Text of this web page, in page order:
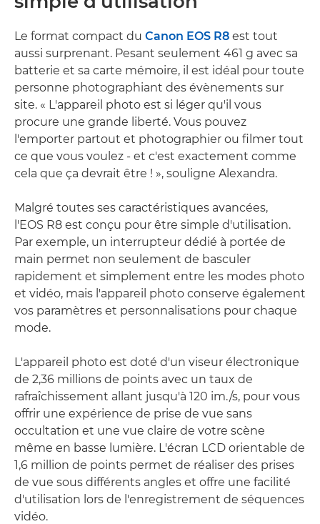
Le format compact du Canon EOS R8 est tout
aussi surprenant. Pesant seulement 461 g avec sa
batterie et sa carte mémoire, il est idéal pour toute
personne photographiant des évènements sur
site. « L'appareil photo est si léger qu'il vous
procure une grande liberté. Vous pouvez
l'emporter partout et photographier ou filmer tout
ce que vous voulez - et c'est exactement comme
cela que ça devrait être ! », souligne Alexandra.
Malgré toutes ses caractéristiques avancées,
l'EOS R8 est conçu pour être simple d'utilisation.
Par exemple, un interrupteur dédié à portée de
main permet non seulement de basculer
rapidement et simplement entre les modes photo
et vidéo, mais l'appareil photo conserve également
vos paramètres et personnalisations pour chaque
mode.
L'appareil photo est doté d'un viseur électronique
de 2,36 millions de points avec un taux de
rafraîchissement allant jusqu'à 120 im./s, pour vous
offrir une expérience de prise de vue sans
occultation et une vue claire de votre scène
même en basse lumière. L'écran LCD orientable de
1,6 million de points permet de réaliser des prises
de vue sous différents angles et offre une facilité
d'utilisation lors de l'enregistrement de séquences
vidéo.